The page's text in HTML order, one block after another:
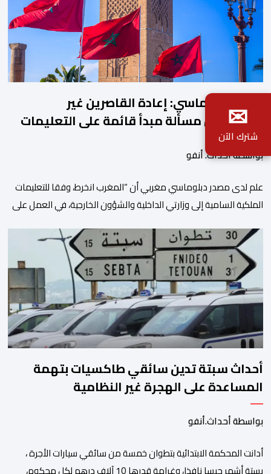
مصدر دبلوماسي: إعادة القاصرين غير
المرفوقين مسألة مبدأ قائمة على التعليمات
الملكية السامية
بواسطة أحداث. أنفو
علم لدى مصدر دبلوماسي مغربي أن “المغرب انخرط، وفقا للتعليمات
الملكية السامية إلى وزارتي الداخلية والشؤون الخارجية، في العمل على
هذا الإطار، أكد أن المملكة المغربية مستعدة للتنسيق مع شركائها
الإسبان والأوروبيين من أجل إعادة القاصرين غير المرفوقين. وأعرب
المصدر ذاته عن الأسف لكونه “في […]
أحداث سبتة تدين سائقي طاكسيات بتهمة
المساعدة على الهجرة غير النظامية
بواسطة أحداث.أنفو
أدانت المحكمة الابتدائية بتطوان خمسة من سائقي سيارات الأجرة ،
✉
شترك الآن